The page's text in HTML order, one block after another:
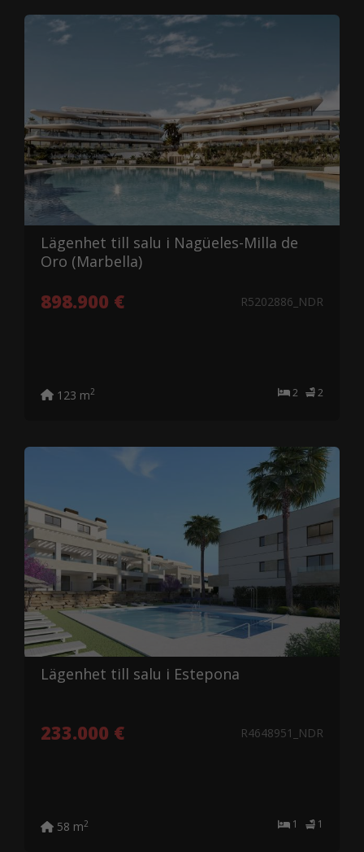
Lägenhet till salu i Nagüeles-Milla de
Oro (Marbella)
898.900 € R5202886_NDR
2 2
123 m2
Lägenhet till salu i Estepona
233.000 € R4648951_NDR
1 1
58 m2